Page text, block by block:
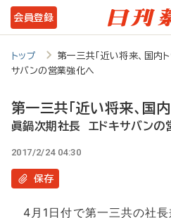
メ
イ
ン
テ
ツ
に
会員登録
トップ
第一三共「近い将来、国
サバンの営業強化へ
第一三共「近い将来、国内
眞鍋次期社長 エドキサバンの
2017/2/24 04:30
保存
4月1日付で第一三共の社